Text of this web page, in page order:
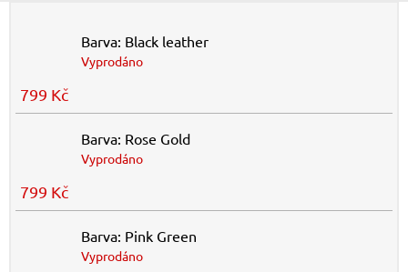
Barva: Black leather
Vyprodáno
799 Kč
Barva: Rose Gold
Vyprodáno
799 Kč
Barva: Pink Green
Vyprodáno